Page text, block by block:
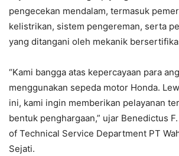
pengecekan mendalam, termasuk
kelistrikan, sistem pengereman, serta
yang ditangani oleh mekanik
“Kami bangga atas kepercayaan para
menggunakan sepeda motor Honda.
ini, kami ingin memberikan pelayanan
bentuk penghargaan,” ujar Benedictus
of Technical Service Department PT
Sejati.